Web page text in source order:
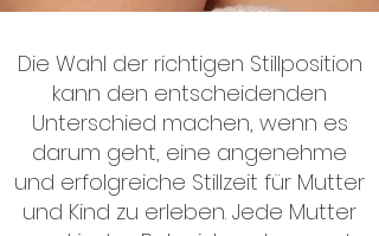
Die Wahl der richtigen Stillposition
kann den entscheidenden
Unterschied machen, wenn es
darum geht, eine angenehme
und erfolgreiche Stillzeit für Mutter
und Kind zu erleben. Jede Mutter